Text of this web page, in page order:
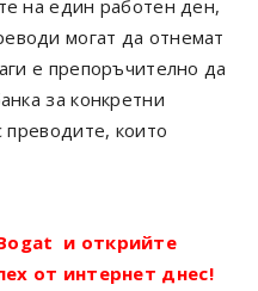
на един работен ден,
могат да отнемат
е препоръчително да
за конкретни
преводите, които
и открийте
от интернет днес!